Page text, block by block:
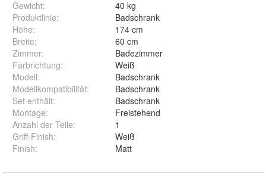
Gewicht:
40 kg
Produktlinie:
Badschrank
Höhe:
174 cm
Breite:
60 cm
Zimmer:
Badezimmer
Farbrichtung:
Weiß
Modell:
Badschrank
Modellkompatibilität:
Badschrank
Set enthält:
Badschrank
Montage:
Freistehend
Anzahl der Teile:
1
Griff-Finish:
Weiß
Finish: Matt